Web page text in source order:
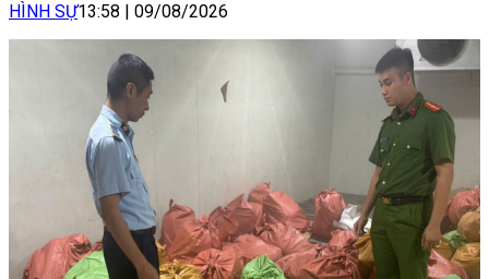
HÌNH SỰ13:58 | 09/08/2026